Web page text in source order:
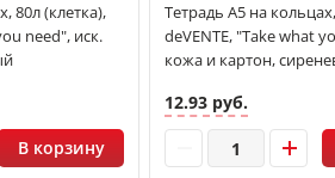
80л (клетка),
need", иск.
В корзину
Тетрадь А5 на
deVENTE, "Take what
кожа и картон,
12.93 руб.